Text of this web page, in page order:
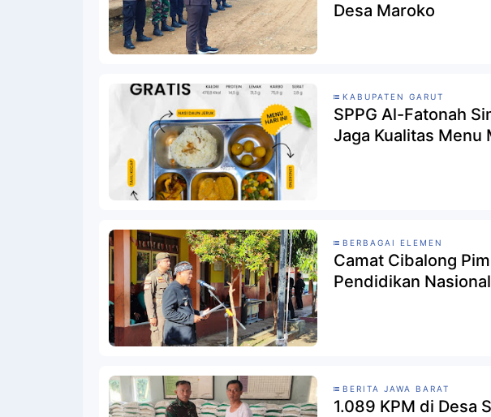
Desa Maroko
KABUPATEN GARUT
SPPG Al-Fatonah
Jaga Kualitas Menu
BERBAGAI ELEMEN
Camat Cibalong
Pendidikan
BERITA JAWA BARAT
1.089 KPM di Desa